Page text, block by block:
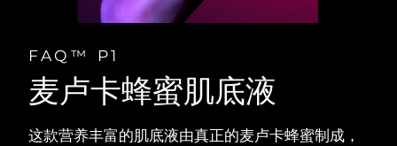
FAQ™ P1
麦卢卡蜂蜜肌底液
这款营养丰富的肌底液由真正的麦卢卡蜂蜜制成，